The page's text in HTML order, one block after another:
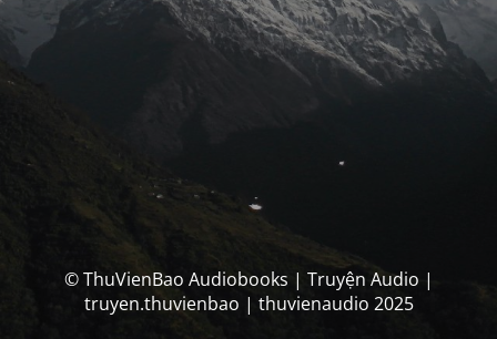
© ThuVienBao Audiobooks | Truyện Audio |
truyen.thuvienbao | thuvienaudio 2025